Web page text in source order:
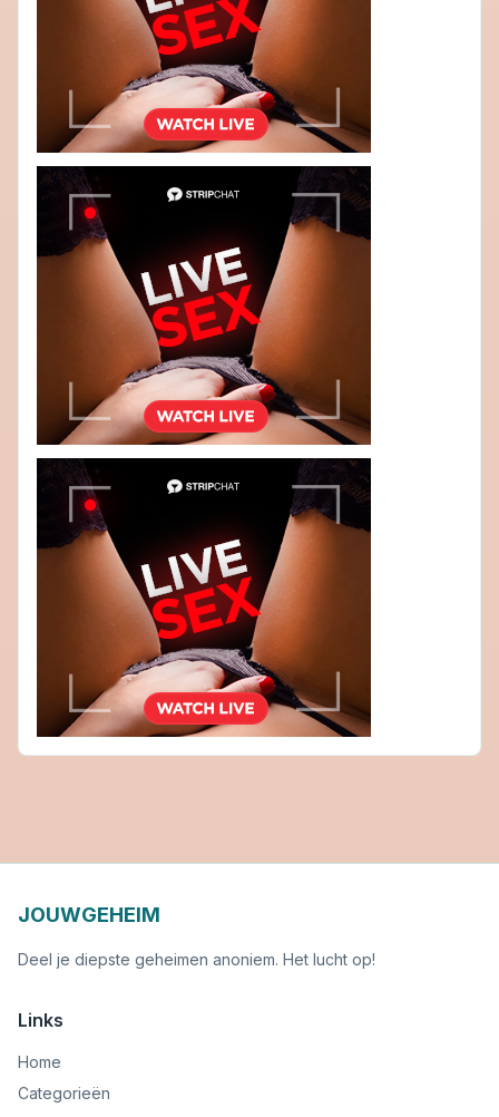
JOUWGEHEIM
Deel je diepste geheimen anoniem. Het lucht op!
Links
Home
Categorieën